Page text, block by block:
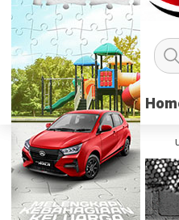
di Tahun Kedua